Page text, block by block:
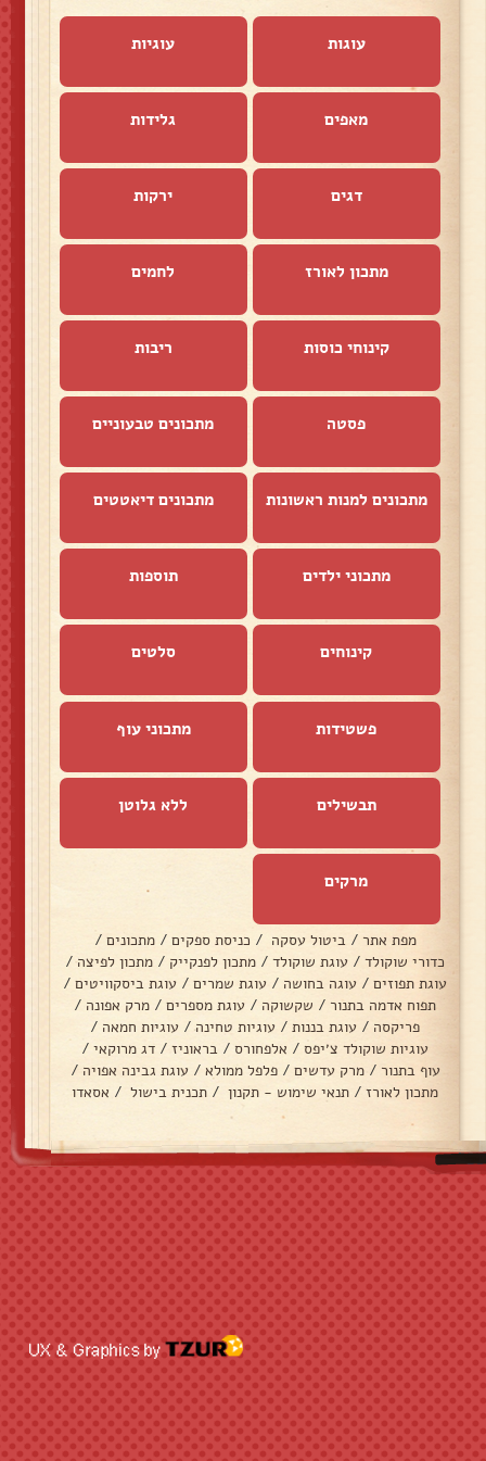
עוגות עוגיות
מאפים גלידות
דגים ירקות
מתכון לאורז לחמים
קינוחי כוסות ריבות
פסטה מתכונים טבעוניים
מתכונים למנות ראשונות מתכונים דיאטטים
מתכוני ילדים תוספות
קינוחים סלטים
פשטידות מתכוני עוף
תבשילים ללא גלוטן
מרקים
מפת אתר / ביטול עסקה / כניסת ספקים / מתכונים /
כדורי שוקולד / עוגת שוקולד / מתכון לפנקייק / מתכון לפיצה /
עוגת תפוזים / עוגה בחושה / עוגת שמרים / עוגת ביסקוויטים /
תפוח אדמה בתנור / שקשוקה / עוגת מספרים / מרק אפונה /
פריקסה / עוגת בננות / עוגיות טחינה / עוגיות חמאה /
עוגיות שוקולד צ׳יפס / אלפחורס / בראוניז / דג מרוקאי /
עוף בתנור / מרק עדשים / פלפל ממולא / עוגת גבינה אפויה /
מתכון לאורז / תנאי שימוש - תקנון / תכנית בישול / אסאדו